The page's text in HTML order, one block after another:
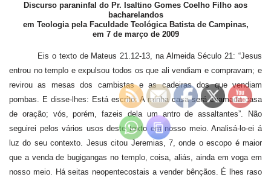
Discurso paraninfal do Pr. Isaltino Gomes Coelho Filho aos
bacharelandos
em Teologia pela Faculdade Teológica Batista de Campinas,
em 7 de março de 2009
Eis o texto de Mateus 21.12-13, na Almeida Século 21: “Jesus
entrou no templo e expulsou todos os que ali vendiam e compravam; e
revirou as mesas dos cambistas e as cadeiras dos que vendiam
pombas. E disse-lhes: Está escrito: A minha casa será chamada casa
de oração; vós, porém, fazeis dela um antro de assaltantes”. Não
seguirei pelos vários usos deste texto em nosso meio. Analisá-lo-ei á
luz do seu contexto. Jesus citou Jeremias, 7, onde o escopo é maior
que a venda de bugigangas no templo, coisa, aliás, ainda em voga em
nosso meio. Há seitas neopentecostais a vender bênçãos. É lhes raso